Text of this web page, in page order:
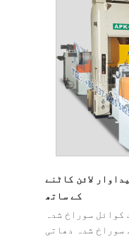
لائن کاٹنے
کے ساتھ
سوراخ شدہ
سوراخ شدہ دھاتی